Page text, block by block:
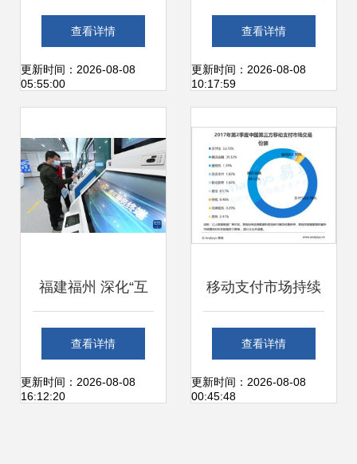
工厂的“数字医者”
解码个人互联网的
查看详情
更新时间：2026-08-08
05:55:00
置豪华休息室被查
权力岂能一再越界
查看详情
更新时间：2026-08-08
10:17:59
福建福州 深化“互
联网+政务服务”，
开通个人便捷办事
查看详情
更新时间：2026-08-08
16:12:20
移动支付市场持续
扩张 2017年第二
季度交易额突破23
查看详情
更新时间：2026-08-08
00:45:48